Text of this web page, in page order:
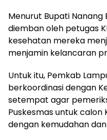
Menurut Bupati
diemban oleh petugas
kesehatan mereka
menjamin kelancaran
Untuk itu, Pemkab
berkoordinasi dengan
setempat agar
Puskesmas untuk calon
dengan kemudahan